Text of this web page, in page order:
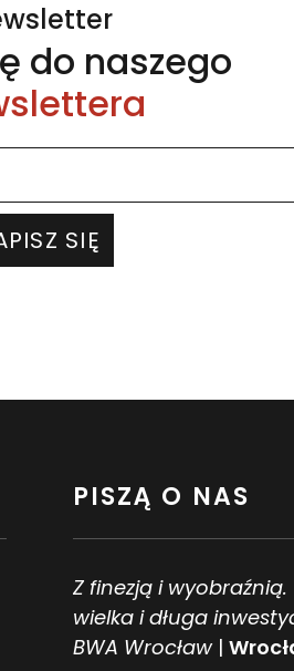
do naszego
SIĘ
PISZĄ O NAS
Z finezją i wyobraźnią.
wielka i długa
BWA Wrocław|